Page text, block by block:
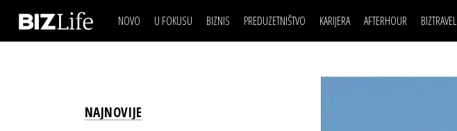
NOVO U FOKUSU BIZNIS PREDUZETNIŠTVO KARIJERA AFTERHOUR BIZTRAVEL
IZJAVA DANABIZNIS SCENA
BREND I KOMUNIKACIJE
POSAO
MOJ UGAO
FILM I SCENA
AUTO SVET
NAJNOVIJE